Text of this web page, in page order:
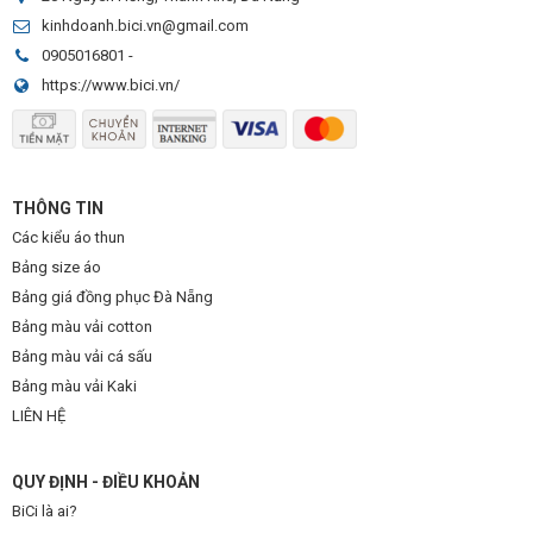
Mẫu áo bóng đá Athletic thiết kế
chữ tập đặt ở phần thân trước áo sử dụng tone đỏ nổi bật
thủ cũng sử dụng tone màu đỏ bắt mắt.
kinhdoanh.bici.vn@gmail.com
0905016801 -
https://www.bici.vn/
THÔNG TIN
Các kiểu áo thun
Bảng size áo
Bảng giá đồng phục Đà Nẵng
Bảng màu vải cotton
Bảng màu vải cá sấu
Bảng màu vải Kaki
LIÊN HỆ
QUY ĐỊNH - ĐIỀU KHOẢN
BiCi là ai?